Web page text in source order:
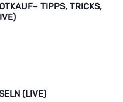
TIPPS, TRICKS,
(LIVE)